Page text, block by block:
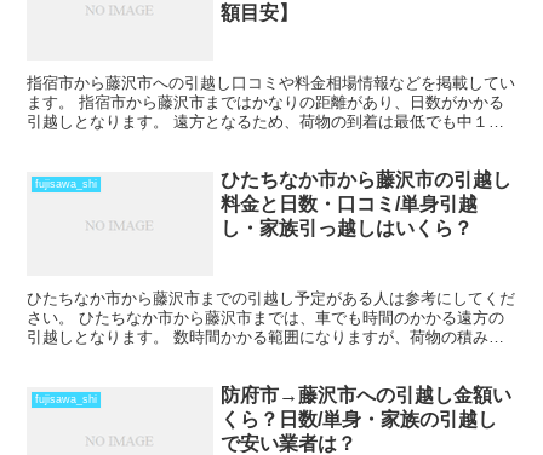
額目安】
指宿市から藤沢市への引越し口コミや料金相場情報などを掲載してい
ます。 指宿市から藤沢市まではかなりの距離があり、日数がかかる
引越しとなります。 遠方となるため、荷物の到着は最低でも中１日
fujisawa_shi
ひたちなか市から藤沢市の引越し
料金と日数・口コミ/単身引越
し・家族引っ越しはいくら？
ひたちなか市から藤沢市までの引越し予定がある人は参考にしてくだ
さい。 ひたちなか市から藤沢市までは、車でも時間のかかる遠方の
引越しとなります。 数時間かかる範囲になりますが、荷物の積み込
fujisawa_shi
防府市→藤沢市への引越し金額い
くら？日数/単身・家族の引越し
で安い業者は？